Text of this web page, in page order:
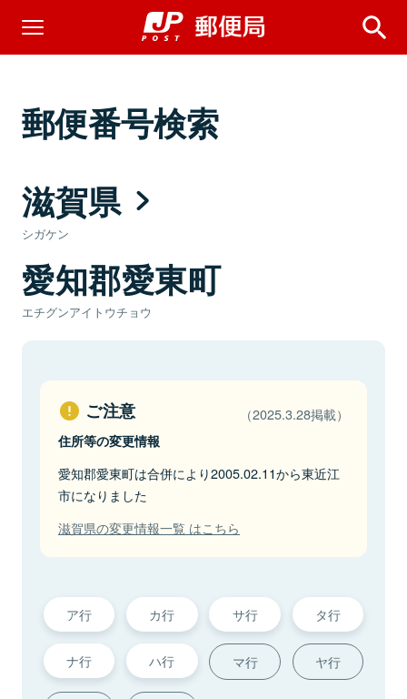
郵便番号検索
滋賀県
シガケン
愛知郡愛東町
エチグンアイトウチョウ
ご注意 （2025.3.28掲載）
住所等の変更情報
愛知郡愛東町は合併により2005.02.11から東近江
市になりました
滋賀県の変更情報一覧 はこちら
ア行 カ行 サ行 タ行
ナ行 ハ行 マ行 ヤ行